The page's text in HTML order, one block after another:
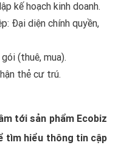
kế hoạch kinh doanh.
Đại diện chính quyền,
(thuê, mua).
thẻ cư trú.
tới sản phẩm Ecobiz
tìm hiểu thông tin cập